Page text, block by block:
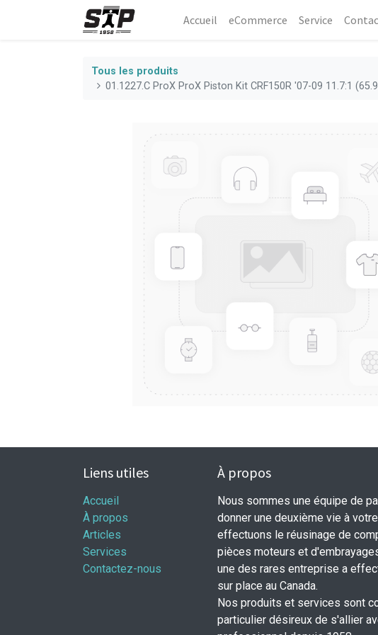
Accueil eCommerce​ Service
Tous les produits
01.1227.C ProX ProX Piston Kit CRF150R '07-09 11.7:1
Liens utiles
Accueil
À propos
Articles
Services
Contactez-nous
À propos
Nous sommes une équipe de
donner une deuxième vie à
effectuons le réusinage de
pièces moteurs et
une des rares entreprise a
sur place au Canada.
Nos produits et services sont
particulier désireux de s'allier